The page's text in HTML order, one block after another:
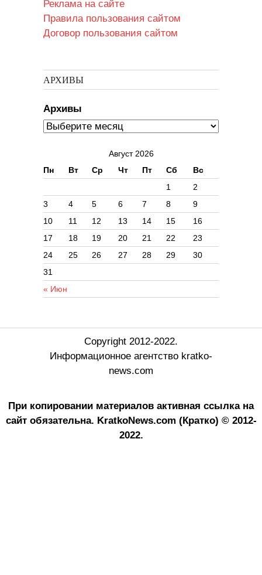
Реклама на сайте
Правила пользования сайтом
Договор пользования сайтом
АРХИВЫ
Архивы
Август 2026
Пн
Вт Ср Чт Пт Сб Вс
« Июн
1
2
3
4 5 6 7 8
9
10
11 12 13 14 15
16
17
18 19 20 21 22
23
24
25 26 27 28 29
30
31
Copyright 2012-2022.
Информационное агентство kratko-
news.com
При копировании материалов активная ссылка на
сайт обязательна. KratkoNews.com (Кратко) © 2012-
2022.